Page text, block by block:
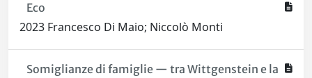
Eco
2023 Francesco Di Maio; Niccolò Monti
Somiglianze di famiglie — tra Wittgenstein e la